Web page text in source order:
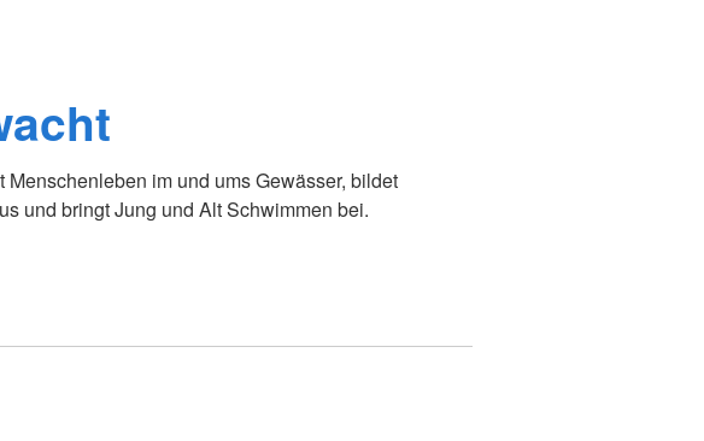
Menschenleben im und ums Gewässer, bildet
und bringt Jung und Alt Schwimmen bei.